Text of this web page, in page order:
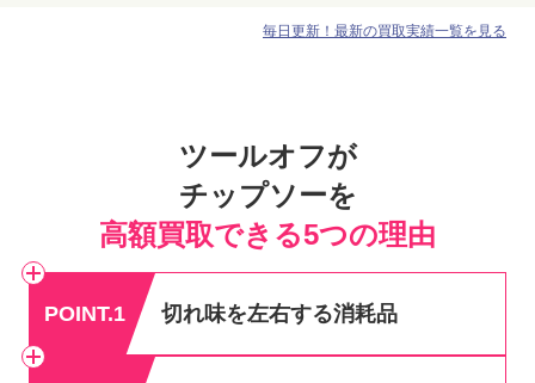
毎日更新！最新の買取実績一覧を見る
ツールオフが
チップソーを
高額買取できる5つの理由
POINT.1 切れ味を左右する消耗品